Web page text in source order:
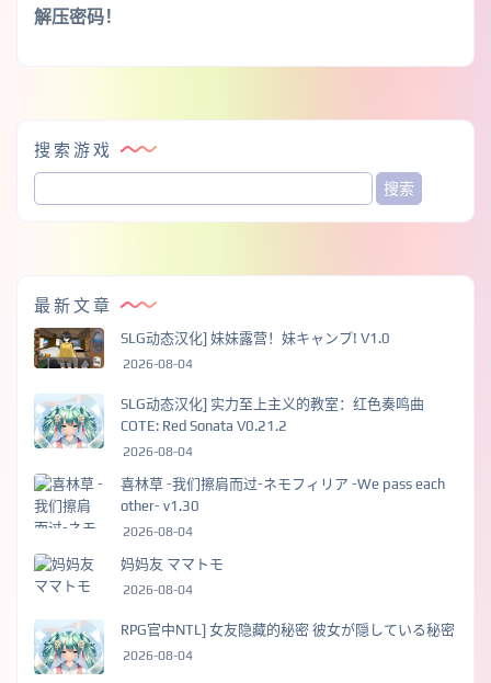
解压密码！
搜索游戏
最新文章
SLG动态汉化] 妹妹露营！妹キャンプ! V1.0
2026-08-04
SLG动态汉化] 实力至上主义的教室：红色奏鸣曲
COTE: Red Sonata V0.21.2
2026-08-04
喜林草 -我们擦肩而过-ネモフィリア -We pass each
other- v1.30
2026-08-04
妈妈友 ママトモ
2026-08-04
RPG官中NTL] 女友隐藏的秘密 彼女が隠している秘密
2026-08-04